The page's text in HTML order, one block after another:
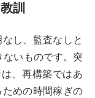
訓
し、監査なしと
いものです。突
、再構築ではあ
めの時間稼ぎの